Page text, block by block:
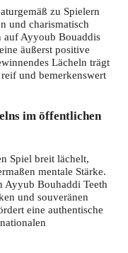
zu Spielern
und charismatisch
auf Ayyoub Bouaddis
äußerst positive
Lächeln trägt
und bemerkenswert
im öffentlichen
Spiel breit lächelt,
mentale Stärke.
Ayyub Bouhaddi Teeth
und souveränen
eine authentische